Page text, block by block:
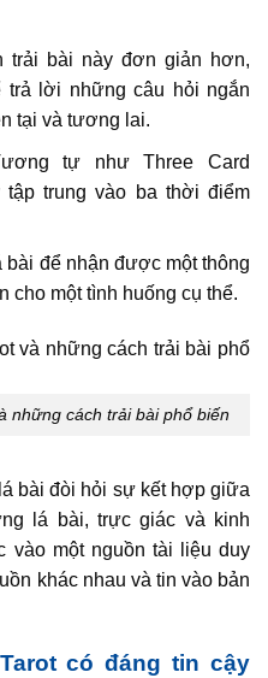
trải bài này đơn giản hơn,
lời những câu hỏi ngắn
tại và tương lai.
tự như Three Card
tập trung vào ba thời điểm
bài để nhận được một thông
cho một tình huống cụ thể.
những cách trải bài phổ biến
bài đòi hỏi sự kết hợp giữa
lá bài, trực giác và kinh
vào một nguồn tài liệu duy
khác nhau và tin vào bản
có đáng tin cậy